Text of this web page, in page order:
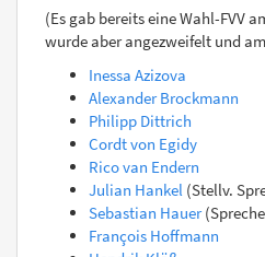
(Es gab bereits eine Wahl-FVV
wurde aber angezweifelt und
Inessa Azizova
Alexander Brockmann
Philipp Dittrich
Cordt von Egidy
Rico van Endern
Julian Hankel (Stellv.
Sebastian Hauer
François Hoffmann